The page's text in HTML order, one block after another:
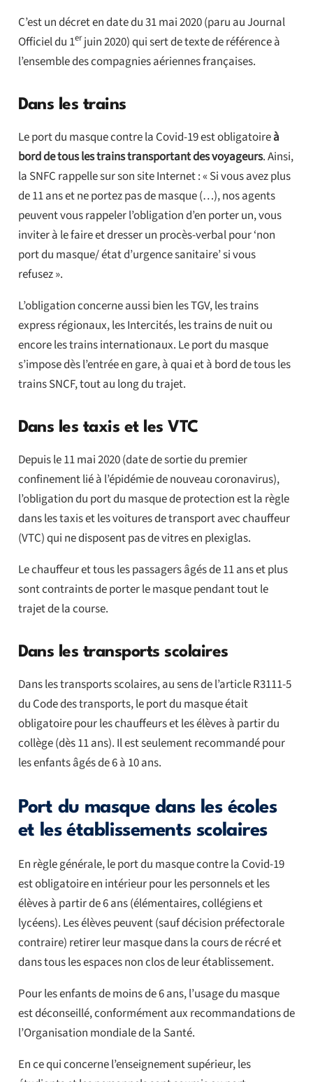
C’est un décret en date du 31 mai 2020 (paru au Journal
Officiel du 1erjuin 2020) qui sert de texte de référence à
l’ensemble des compagnies aériennes françaises.
Dans les trains
Le port du masque contre la Covid-19 est obligatoireà
bord de tous les trains transportant des voyageurs. Ainsi,
la SNFC rappelle sur son site Internet : « Si vous avez plus
de 11 ans et ne portez pas de masque (…), nos agents
peuvent vous rappeler l’obligation d’en porter un, vous
inviter à le faire et dresser un procès-verbal pour ‘non
port du masque/ état d’urgence sanitaire’ si vous
refusez ».
L’obligation concerne aussi bien les TGV, les trains
express régionaux, les Intercités, les trains de nuit ou
encore les trains internationaux. Le port du masque
s’impose dès l’entrée en gare, à quai et à bord de tous les
trains SNCF, tout au long du trajet.
Dans les taxis et les VTC
Depuis le 11 mai 2020 (date de sortie du premier
confinement lié à l’épidémie de nouveau coronavirus),
l’obligation du port du masque de protection est la règle
dans les taxis et les voitures de transport avec chauffeur
(VTC) qui ne disposent pas de vitres en plexiglas.
Le chauffeur et tous les passagers âgés de 11 ans et plus
sont contraints de porter le masque pendant tout le
trajet de la course.
Dans les transports scolaires
Dans les transports scolaires, au sens de l’article R3111-5
du Code des transports, le port du masque était
obligatoire pour les chauffeurs et les élèves à partir du
collège (dès 11 ans). Il est seulement recommandé pour
les enfants âgés de 6 à 10 ans.
Port du masque dans les écoles
et les établissements scolaires
En règle générale, le port du masque contre la Covid-19
est obligatoire en intérieur pour les personnels et les
élèves à partir de 6 ans (élémentaires, collégiens et
lycéens). Les élèves peuvent (sauf décision préfectorale
contraire) retirer leur masque dans la cours de récré et
dans tous les espaces non clos de leur établissement.
Pour les enfants de moins de 6 ans, l’usage du masque
est déconseillé, conformément aux recommandations de
l’Organisation mondiale de la Santé.
En ce qui concerne l’enseignement supérieur, les